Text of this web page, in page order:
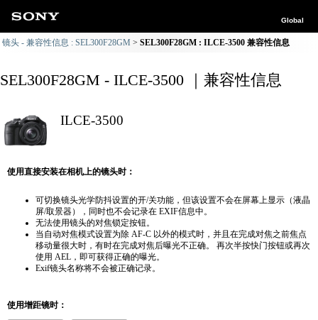
Global
镜头 - 兼容性信息 : SEL300F28GM SEL300F28GM : ILCE-3500 兼容性信息
SEL300F28GM - ILCE-3500 ｜兼容性信息
ILCE-3500
使用直接安装在相机上的镜头时：
可切换镜头光学防抖设置的开/关功能，但该设置不会在屏幕上显示（液晶
屏/取景器），同时也不会记录在 EXIF信息中。
无法使用镜头的对焦锁定按钮。
当自动对焦模式设置为除 AF-C 以外的模式时，并且在完成对焦之前焦点
移动量很大时，有时在完成对焦后曝光不正确。 再次半按快门按钮或再次
使用 AEL，即可获得正确的曝光。
Exif镜头名称将不会被正确记录。
使用增距镜时：